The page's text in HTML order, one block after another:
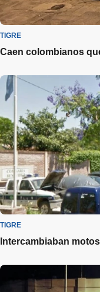
TIGRE
Caen colombianos
TIGRE
Intercambiaban